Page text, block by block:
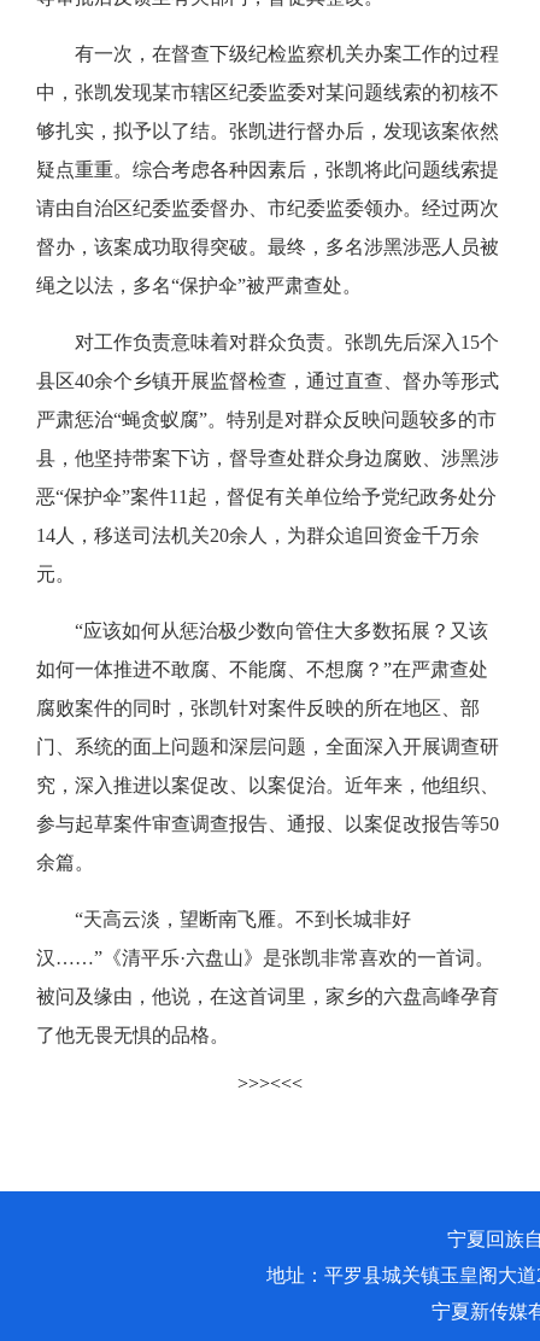
有一次，在督查下级纪检监察机关办案工作的过程
中，张凯发现某市辖区纪委监委对某问题线索的初核不
够扎实，拟予以了结。张凯进行督办后，发现该案依然
疑点重重。综合考虑各种因素后，张凯将此问题线索提
请由自治区纪委监委督办、市纪委监委领办。经过两次
督办，该案成功取得突破。最终，多名涉黑涉恶人员被
绳之以法，多名“保护伞”被严肃查处。
对工作负责意味着对群众负责。张凯先后深入15个
县区40余个乡镇开展监督检查，通过直查、督办等形式
严肃惩治“蝇贪蚁腐”。特别是对群众反映问题较多的市
县，他坚持带案下访，督导查处群众身边腐败、涉黑涉
恶“保护伞”案件11起，督促有关单位给予党纪政务处分
14人，移送司法机关20余人，为群众追回资金千万余
元。
“应该如何从惩治极少数向管住大多数拓展？又该
如何一体推进不敢腐、不能腐、不想腐？”在严肃查处
腐败案件的同时，张凯针对案件反映的所在地区、部
门、系统的面上问题和深层问题，全面深入开展调查研
究，深入推进以案促改、以案促治。近年来，他组织、
参与起草案件审查调查报告、通报、以案促改报告等50
余篇。
“天高云淡，望断南飞雁。不到长城非好
汉……”《清平乐·六盘山》是张凯非常喜欢的一首词。
被问及缘由，他说，在这首词里，家乡的六盘高峰孕育
了他无畏无惧的品格。
>>><<<
宁夏回族
地址：平罗县城关镇玉皇阁大
宁夏新传媒